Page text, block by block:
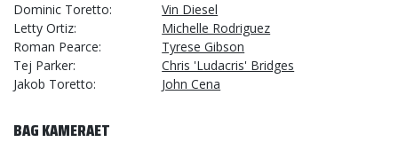
Dominic Toretto
Vin Diesel
Letty Ortiz
Michelle Rodriguez
Roman Pearce
Tyrese Gibson
Tej Parker
Chris 'Ludacris' Bridges
Jakob Toretto
John Cena
BAG KAMERAET